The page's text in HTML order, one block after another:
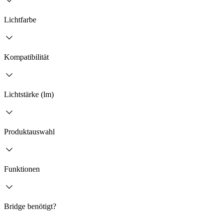
Lichtfarbe
Kompatibilität
Lichtstärke (lm)
Produktauswahl
Funktionen
Bridge benötigt?